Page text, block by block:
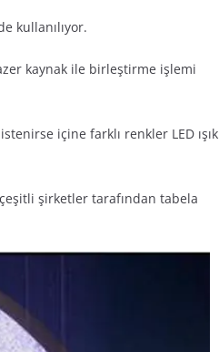
kullanılıyor.
kaynak ile birleştirme işlemi
içine farklı renkler LED ışık
şirketler tarafından tabela